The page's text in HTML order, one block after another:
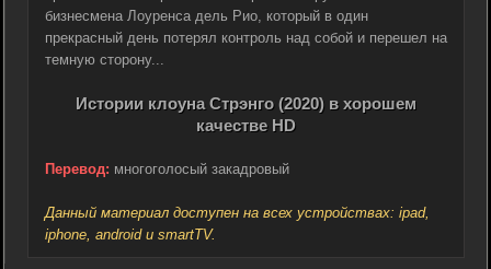
бизнесмена Лоуренса дель Рио, который в один
прекрасный день потерял контроль над собой и перешел на
темную сторону...
Истории клоуна Стрэнго (2020) в хорошем
качестве HD
Перевод: многоголосый закадровый
Данный материал доступен на всех устройствах: ipad,
iphone, android и smartTV.